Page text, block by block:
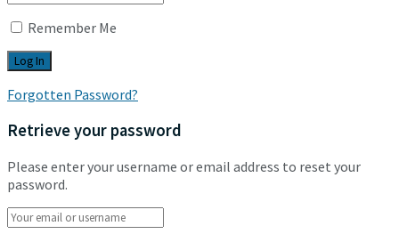
Remember Me
Forgotten Password?
Retrieve your password
Please enter your username or email address to reset your
password.